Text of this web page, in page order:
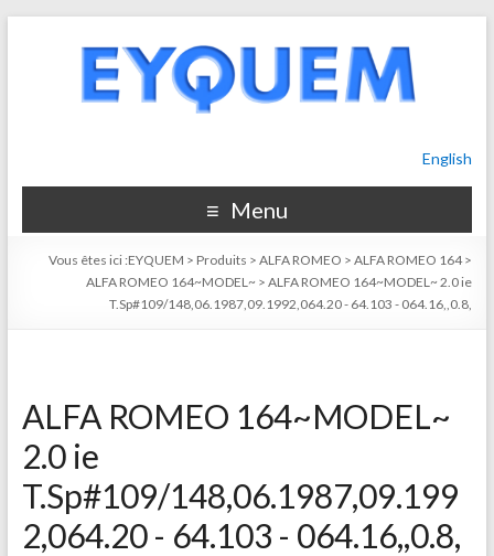
English
Menu
Vous êtes ici :EYQUEM > Produits >ALFA ROMEO >ALFA ROMEO 164>
ALFA ROMEO 164~MODEL~ >ALFA ROMEO 164~MODEL~ 2.0 ie
T.Sp#109/148,06.1987,09.1992,064.20 - 64.103 - 064.16,,0.8,
ALFA ROMEO 164~MODEL~
2.0 ie
T.Sp#109/148,06.1987,09.199
2,064.20 - 64.103 - 064.16,,0.8,